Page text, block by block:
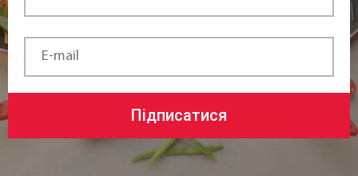
Підписатися